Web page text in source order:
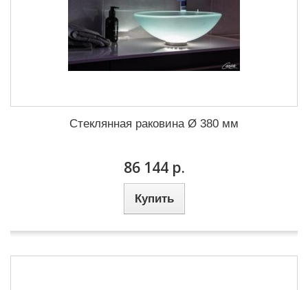
Стеклянная раковина Ø 380 мм
86 144 р.
Купить